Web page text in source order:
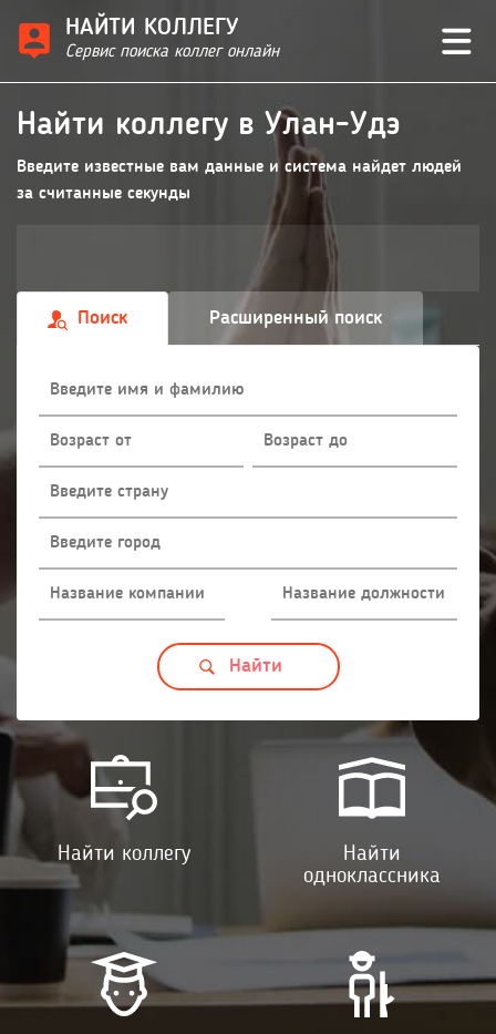
НАЙТИ КОЛЛЕГУ
Сервис поиска коллег онлайн
Найти коллегу в Улан-Удэ
Введите известные вам данные и система найдет людей
за считанные секунды
Поиск Расширенный поиск
Найти коллегу
Найти
одноклассника